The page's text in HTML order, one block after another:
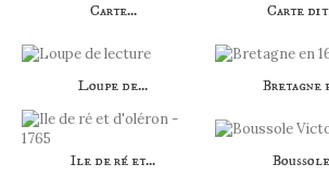
Carte... Carte
Loupe de... Bretagne
Ile de ré et...